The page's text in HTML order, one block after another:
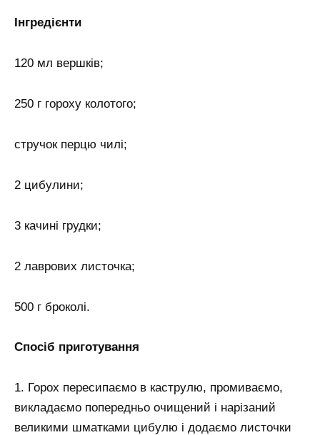
Інгредієнти
120 мл вершків;
250 г гороху колотого;
стручок перцю чилі;
2 цибулини;
3 качині грудки;
2 лаврових листочка;
500 г броколі.
Спосіб приготування
1. Горох пересипаємо в каструлю, промиваємо,
викладаємо попередньо очищений і нарізаний
великими шматками цибулю і додаємо листочки